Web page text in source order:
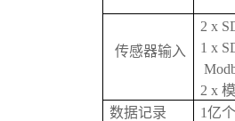
传感器输入
2 x
1 x
2 x
数据记录
1亿